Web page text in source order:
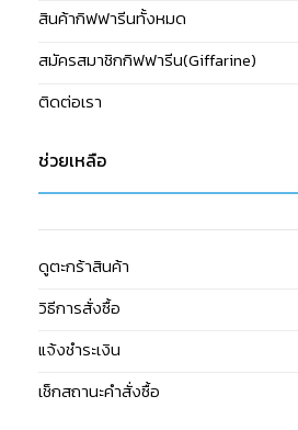
สินค้ากิฟฟารีนทั้งหมด
สมัครสมาชิกกิฟฟารีน(Giffarine)
ติดต่อเรา
ช่วยเหลือ
ดูตะกร้าสินค้า
วิธีการสั่งซื้อ
แจ้งชำระเงิน
เช็กสถานะคำสั่งซื้อ